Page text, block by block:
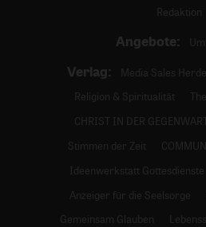
Redaktion
Angebote:
Verlag:
Media Sales
Religion & Spiritualität
CHRIST IN DER
Stimmen der Zeit
Ideenwerkstatt Gottesdienste
Anzeiger für die Seelsorge
Gemeinsam Glauben